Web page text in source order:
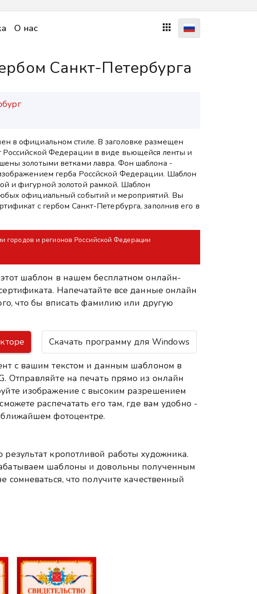
О нас 
Санкт-Петербурга
в официальном стиле. В заголовке размещен
Российской Федерации в виде вьющейся ленты и
золотыми ветками лавра. Фон шаблона -
герба Россйской Федерации. Шаблон
и фигурной золотой рамкой. Шаблон
официальный событий и мероприятий. Вы
с гербом Санкт-Петербурга, заполнив его в
городов и регионов Российской Федерации
шаблон в нашем бесплатном онлайн-
Напечатайте все данные онлайн
что бы вписать фамилию или другую
Скачать программу для Windows
с вашим текстом и данным шаблоном в
Отправляйте на печать прямо из онлайн
изображение с высоким разрешением
распечатать его там, где вам удобно -
фотоцентре.
кропотливой работы художника.
шаблоны и довольны полученным
сомневаться, что получите качественный